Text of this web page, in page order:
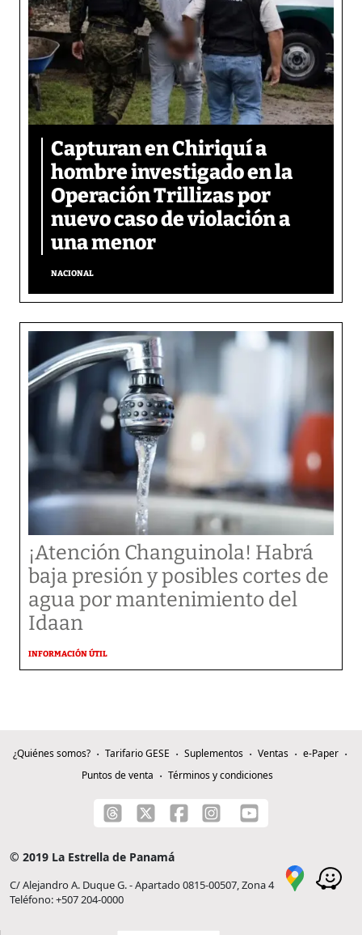
Capturan en Chiriquí a
hombre investigado en la
Operación Trillizas por
nuevo caso de violación a
una menor
NACIONAL
¡Atención Changuinola! Habrá
baja presión y posibles cortes de
agua por mantenimiento del
Idaan
INFORMACIÓN ÚTIL
¿Quiénes somos? Tarifario GESE Suplementos Ventas
e-Paper
Puntos de venta
Términos y condiciones
© 2019 La Estrella de Panamá
C/ Alejandro A. Duque G. - Apartado 0815-00507, Zona 4
Teléfono: +507 204-0000